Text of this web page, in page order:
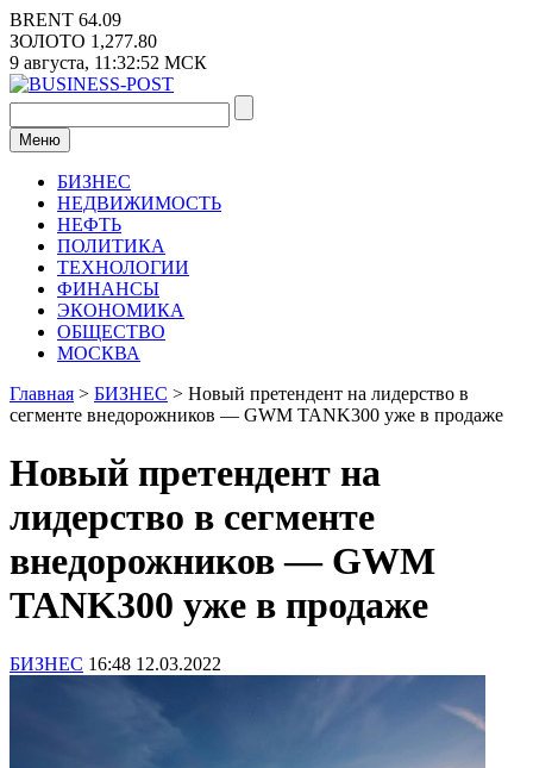
Перейти
к
содержимому
BRENT 64.09
ЗОЛОТО 1,277.80
9 августа, 11:32:52 МСК
Меню
БИЗНЕС
НЕДВИЖИМОСТЬ
НЕФТЬ
ПОЛИТИКА
ТЕХНОЛОГИИ
ФИНАНСЫ
ЭКОНОМИКА
ОБЩЕСТВО
МОСКВА
Главная > БИЗНЕС > Новый претендент на лидерство в
сегменте внедорожников — GWM TANK300 уже в продаже
Новый претендент на
лидерство в сегменте
внедорожников — GWM
TANK300 уже в продаже
БИЗНЕС 16:48 12.03.2022